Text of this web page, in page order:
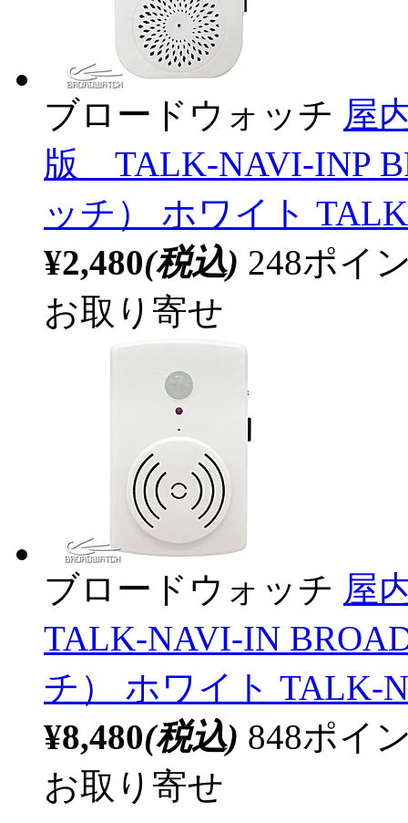
ブロードウォッチ 屋
版 TALK-NAVI-INP
ッチ） ホワイト
¥2,480(税込) 248ポイ
お取り寄せ
ブロードウォッチ 屋
TALK-NAVI-IN
チ） ホワイト TALK-
¥8,480(税込) 848ポイ
お取り寄せ